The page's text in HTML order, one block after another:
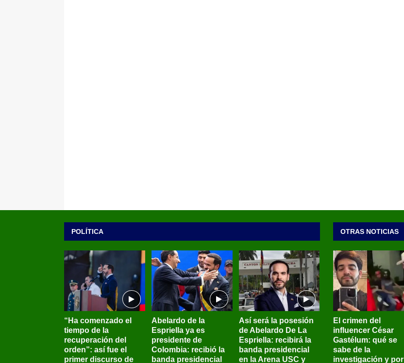
POLÍTICA
“Ha comenzado el
tiempo de la
recuperación del
orden”: así fue el
primer discurso de
Abelardo de la
Espriella ya es
presidente de
Colombia: recibió la
banda presidencial
Así será la posesión
de Abelardo De La
Espriella: recibirá la
banda presidencial
en la Arena USC y
OTRAS NOTICIAS
El crimen del
influencer César
Gastélum: qué se
sabe de la
investigación y por